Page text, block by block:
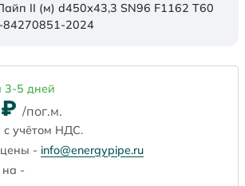
II (м) d450х43,3 SN96 F1162 Т60
2024
3-5 дней
₽ /пог.м.
с учётом НДС.
- info@energypipe.ru
на -